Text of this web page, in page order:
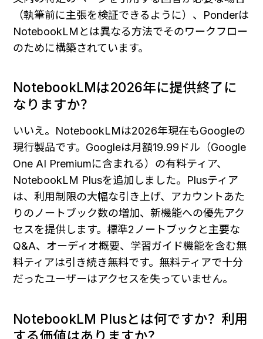
（執筆前に主張を検証できるように）、Ponderは
NotebookLMとは異なる方法でそのワークフロー
のために構築されています。
NotebookLMは2026年に提供終了に
なりますか？
いいえ。NotebookLMは2026年現在もGoogleの
現行製品です。Googleは月額19.99ドル（Google
One AI Premiumに含まれる）の有料ティア、
NotebookLM Plusを追加しました。Plusティア
は、利用制限の大幅な引き上げ、アカウントあた
りのノートブック数の増加、新機能への優先アク
セスを提供します。標準2ノートブックと主要な
Q&A、オーディオ概要、学習ガイド機能を含む無
料ティアは引き続き無料です。無料ティアで十分
だったユーザーはアクセスを失っていません。
NotebookLM Plusとは何ですか？利用
する価値はありますか？